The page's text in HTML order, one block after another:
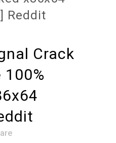
Reddit
Crack